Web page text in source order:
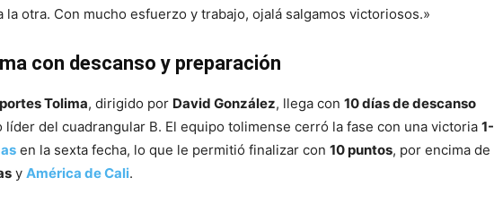
la otra. Con mucho esfuerzo y trabajo, ojalá salgamos victoriosos.»
con descanso y preparación
Tolima, dirigido por David González, llega con 10 días de descanso
líder del cuadrangular B. El equipo tolimense cerró la fase con una victoria 1-
en la sexta fecha, lo que le permitió finalizar con 10 puntos, por encima de
y América de Cali.